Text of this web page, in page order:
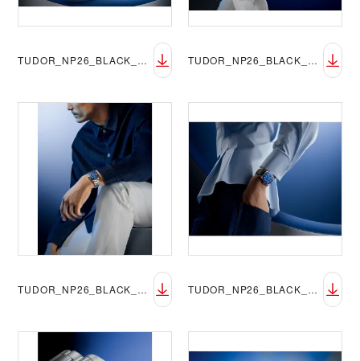
TUDOR_NP26_BLACK_BAY_54_BLUE_LIFESTYLE_3 TUDOR_NP26_BLACK_BAY_54_BLUE_LIFESTYLE_4
TUDOR_NP26_BLACK_BAY_54_BLUE_LIFESTYLE_5 TUDOR_NP26_BLACK_BAY_54_BLUE_LIFESTYLE_6